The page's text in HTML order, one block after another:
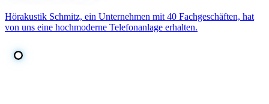
Hörakustik Schmitz, ein Unternehmen mit 40 Fachgeschäften, hat
von uns eine hochmoderne Telefonanlage erhalten.